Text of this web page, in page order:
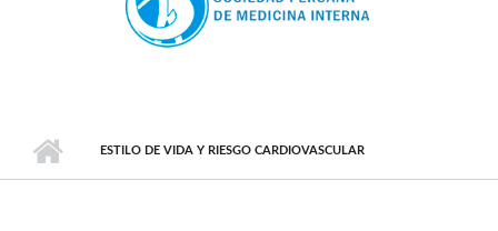
ESTILO DE VIDA Y RIESGO CARDIOVASCULAR